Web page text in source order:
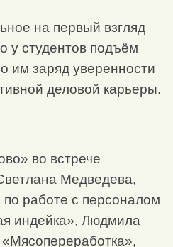
на первый взгляд
у студентов подъём
им заряд уверенности
деловой карьеры.
во встрече
Медведева,
по работе с персоналом
индейка», Людмила